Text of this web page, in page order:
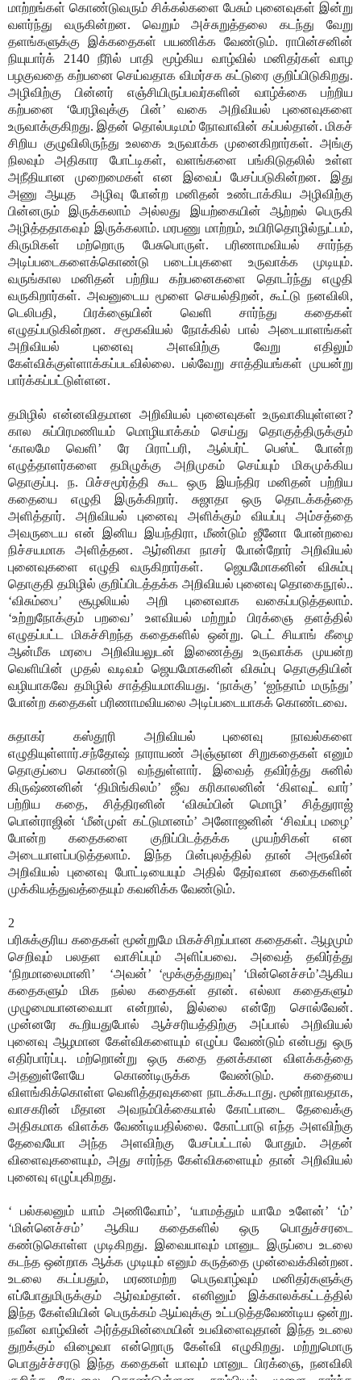
மாற்றங்கள் கொண்டுவரும் சிக்கல்களை பேசும் புனைவுகள் இன்று
வளர்ந்து வருகின்றன. வெறும் அச்சுறுத்தலை கடந்து வேறு
தளங்களுக்கு இக்கதைகள் பயணிக்க வேண்டும். ராபின்சனின்
நியுயார்க் 2140 நீரில் பாதி மூழ்கிய வாழ்வில் மனிதர்கள் வாழ
பழகுவதை கற்பனை செய்வதாக விமர்சக கட்டுரை குறிப்பிடுகிறது.
அழிவிற்கு பின்னர் எஞ்சியிருப்பவர்களின் வாழ்க்கை பற்றிய
கற்பனை ‘பேரழிவுக்கு பின்’ வகை அறிவியல் புனைவுகளை
உருவாக்குகிறது. இதன் தொல்படிமம் நோவாவின் கப்பல்தான். மிகச்
சிறிய குழுவிலிருந்து உலகை உருவாக்க முனைகிறார்கள். அங்கு
நிலவும் அதிகார போட்டிகள், வளங்களை பங்கிடுதலில் உள்ள
அநீதியான முறைமைகள் என இவைப் பேசப்படுகின்றன. இது
அணு ஆயுத
அழிவு போன்ற மனிதன் உண்டாக்கிய அழிவிற்கு
பின்னரும் இருக்கலாம் அல்லது இயற்கையின் ஆற்றல் பெருகி
அழித்ததாகவும் இருக்கலாம். மரபணு மாற்றம், உயிரிதொழில்நுட்பம்,
கிருமிகள் மற்றொரு பேசுபொருள். பரிணாமவியல் சார்ந்த
அடிப்படைகளைக்கொண்டு படைப்புகளை உருவாக்க முடியும்.
வருங்கால மனிதன் பற்றிய கற்பனைகளை தொடர்ந்து எழுதி
வருகிறார்கள். அவனுடைய மூளை செயல்திறன், கூட்டு நனவிலி,
டெலிபதி, பிரக்ஞையின் வெளி சார்ந்து கதைகள்
எழுதப்படுகின்றன. சமூகவியல் நோக்கில் பால் அடையாளங்கள்
அறிவியல் புனைவு அளவிற்கு வேறு எதிலும்
கேள்விக்குள்ளாக்கப்படவில்லை. பல்வேறு சாத்தியங்கள் முயன்று
பார்க்கப்பட்டுள்ளன.
தமிழில் என்னவிதமான அறிவியல் புனைவுகள் உருவாகியுள்ளன?
கால சுப்பிரமணியம் மொழியாக்கம் செய்து தொகுத்திருக்கும்
‘காலமே வெளி’ ரே பிராட்பரி, ஆல்பர்ட் பெஸ்ட் போன்ற
எழுத்தாளர்களை தமிழுக்கு அறிமுகம் செய்யும் மிகமுக்கிய
தொகுப்பு. ந. பிச்சமூர்த்தி கூட ஒரு இயந்திர மனிதன் பற்றிய
கதையை எழுதி இருக்கிறார். சுஜாதா ஒரு தொடக்கத்தை
அளித்தார். அறிவியல் புனைவு அளிக்கும் வியப்பு அம்சத்தை
அவருடைய என் இனிய இயந்திரா, மீண்டும் ஜீனோ போன்றவை
நிச்சயமாக அளித்தன. ஆர்னிகா நாசர் போன்றோர் அறிவியல்
புனைவுகளை எழுதி வருகிறார்கள்.
ஜெயமோகனின் விசும்பு
தொகுதி தமிழில் குறிப்பிடத்தக்க அறிவியல் புனைவு தொகைநூல்..
‘விசும்பை’ சூழலியல் அறி புனைவாக வகைப்படுத்தலாம்.
‘உற்றுநோக்கும் பறவை’ உளவியல் மற்றும் பிரக்ஞை தளத்தில்
எழுதப்பட்ட மிகச்சிறந்த கதைகளில் ஒன்று. டெட் சியாங் கீழை
ஆன்மீக மரபை அறிவியலுடன் இணைத்து உருவாக்க முயன்ற
வெளியின் முதல் வடிவம் ஜெயமோகனின் விசும்பு தொகுதியின்
வழியாகவே தமிழில் சாத்தியமாகியது. ‘நாக்கு’ ‘ஐந்தாம் மருந்து’
போன்ற கதைகள் பரிணாமவியலை அடிப்படையாகக் கொண்டவை.
சுதாகர் கஸ்தூரி அறிவியல் புனைவு நாவல்களை
எழுதியுள்ளார்.சந்தோஷ் நாராயண் அஞ்ஞான சிறுகதைகள் எனும்
தொகுப்பை கொண்டு வந்துள்ளார். இவைத் தவிர்த்து சுனில்
கிருஷ்ணனின் ‘திமிங்கிலம்’ ஜீவ கரிகாலனின் ‘கிளவுட் வார்’
பற்றிய கதை, சித்திரனின் ‘விசும்பின் மொழி’ சித்துராஜ்
பொன்ராஜின் ‘மீன்முள் கட்டுமானம்’ அனோஜனின் ‘சிவப்பு மழை’
போன்ற கதைகளை குறிப்பிடத்தக்க முயற்சிகள் என
அடையாளப்படுத்தலாம். இந்த பின்புலத்தில் தான் அரூவின்
அறிவியல் புனைவு போட்டியையும் அதில் தேர்வான கதைகளின்
முக்கியத்துவத்தையும் கவனிக்க வேண்டும்.
2
பரிசுக்குரிய கதைகள் மூன்றுமே மிகச்சிறப்பான கதைகள். ஆழமும்
செறிவும் பலதள வாசிப்பும் அளிப்பவை. அவைத் தவிர்த்து
‘நிறமாலைமானி’
‘அவன்’ ‘மூக்குத்துறவு’ ‘மின்னெச்சம்’ஆகிய
கதைகளும் மிக நல்ல கதைகள் தான். எல்லா கதைகளும்
முழுமையானவையா என்றால், இல்லை என்றே சொல்வேன்.
முன்னரே கூறியதுபோல் ஆச்சரியத்திற்கு அப்பால் அறிவியல்
புனைவு ஆழமான கேள்விகளையும் எழுப்ப வேண்டும் என்பது ஒரு
எதிர்பார்ப்பு. மற்றொன்று ஒரு கதை தனக்கான விளக்கத்தை
அதனுள்ளேயே கொண்டிருக்க வேண்டும். கதையை
விளங்கிக்கொள்ள வெளித்தரவுகளை நாடக்கூடாது. மூன்றாவதாக,
வாசகரின் மீதான அவநம்பிக்கையால் கோட்பாடை தேவைக்கு
அதிகமாக விளக்க வேண்டியதில்லை. கோட்பாடு எந்த அளவிற்கு
தேவையோ அந்த அளவிற்கு பேசப்பட்டால் போதும். அதன்
விளைவுகளையும், அது சார்ந்த கேள்விகளையும் தான் அறிவியல்
புனைவு எழுப்புகிறது.
‘ பல்கலனும் யாம் அணிவோம்’, ‘யாமத்தும் யாமே உளேன்’ ‘ம்’
‘மின்னெச்சம்’ ஆகிய கதைகளில் ஒரு பொதுச்சரடை
கண்டுகொள்ள முடிகிறது. இவையாவும் மானுட இருப்பை உடலை
கடந்த ஒன்றாக ஆக்க முடியும் எனும் கருத்தை முன்வைக்கின்றன.
உடலை கடப்பதும், மரணமற்ற பெருவாழ்வும் மனிதர்களுக்கு
எப்போதுமிருக்கும் ஆர்வம்தான். எனினும் இக்காலக்கட்டத்தில்
இந்த கேள்வியின் பெருக்கம் ஆய்வுக்கு உட்படுத்தவேண்டிய ஒன்று.
நவீன வாழ்வின் அர்த்தமின்மையின் உபவிளைவுதான் இந்த உடலை
துறக்கும் விழைவா என்றொரு கேள்வி எழுகிறது. மற்றுமொரு
பொதுச்ச்சரடு இந்த கதைகள் யாவும் மானுட பிரக்ஞை, நனவிலி